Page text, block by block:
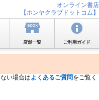
オンライン書店
【ホンヤクラブドットコム】
店舗一覧 ご利用ガイド
い場合はよくあるご質問をご覧く